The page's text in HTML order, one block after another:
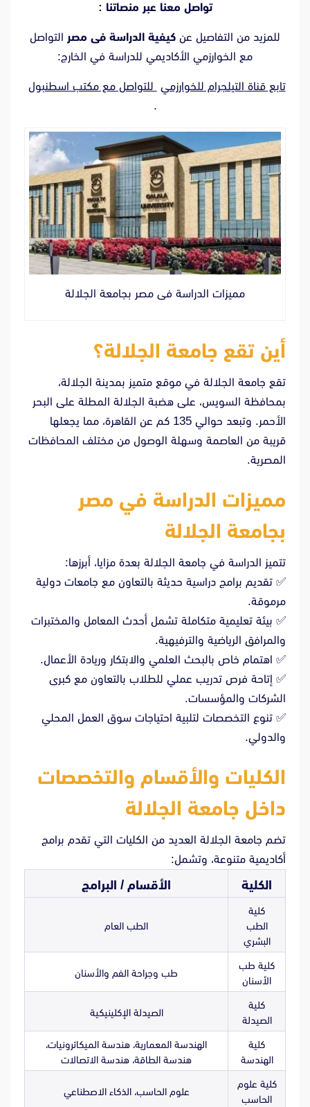
تواصل معنا عبر منصاتنا :
للمزيد من التفاصيل عن كيفية الدراسة فى مصر التواصل
مع الخوارزمي الأكاديمي للدراسة في الخارج:
تابع قناة التيلجرام للخوارزمي للتواصل معمكتب اسطنبول
.
مميزات الدراسة فى مصر بجامعة الجلالة
أين تقع جامعة الجلالة؟
تقع جامعة الجلالة في موقع متميز بمدينة الجلالة،
بمحافظة السويس، على هضبة الجلالة المطلة على البحر
الأحمر. وتبعد حوالي 135 كم عن القاهرة، مما يجعلها
قريبة من العاصمة وسهلة الوصول من مختلف المحافظات
المصرية.
مميزات الدراسة في مصر
بجامعة الجلالة
تتميز الدراسة في جامعة الجلالة بعدة مزايا، أبرزها:
✅ تقديم برامج دراسية حديثة بالتعاون مع جامعات دولية
مرموقة.
✅ بيئة تعليمية متكاملة تشمل أحدث المعامل والمختبرات
والمرافق الرياضية والترفيهية.
✅ اهتمام خاص بالبحث العلمي والابتكار وريادة الأعمال.
✅ إتاحة فرص تدريب عملي للطلاب بالتعاون مع كبرى
الشركات والمؤسسات.
✅ تنوع التخصصات لتلبية احتياجات سوق العمل المحلي
والدولي.
الكليات والأقسام والتخصصات
داخل جامعة الجلالة
تضم جامعة الجلالة العديد من الكليات التي تقدم برامج
أكاديمية متنوعة، وتشمل:
الكلية الأقسام / البرامج
كلية
الطب
البشري
الطب العام
كلية طب
الأسنان
طب وجراحة الفم والأسنان
كلية
الصيدلة
الصيدلة الإكلينيكية
كلية
الهندسة
الهندسة المعمارية، هندسة الميكاترونيات،
هندسة الطاقة، هندسة الاتصالات
كلية علوم
الحاسب
علوم الحاسب، الذكاء الاصطناعي